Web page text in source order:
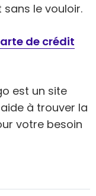
sans le vouloir.
de crédit
est un site
à trouver la
votre besoin